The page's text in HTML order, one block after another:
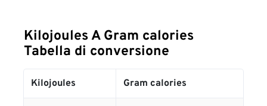
Kilojoules A Gram calories
Tabella di conversione
Kilojoules Gram calories